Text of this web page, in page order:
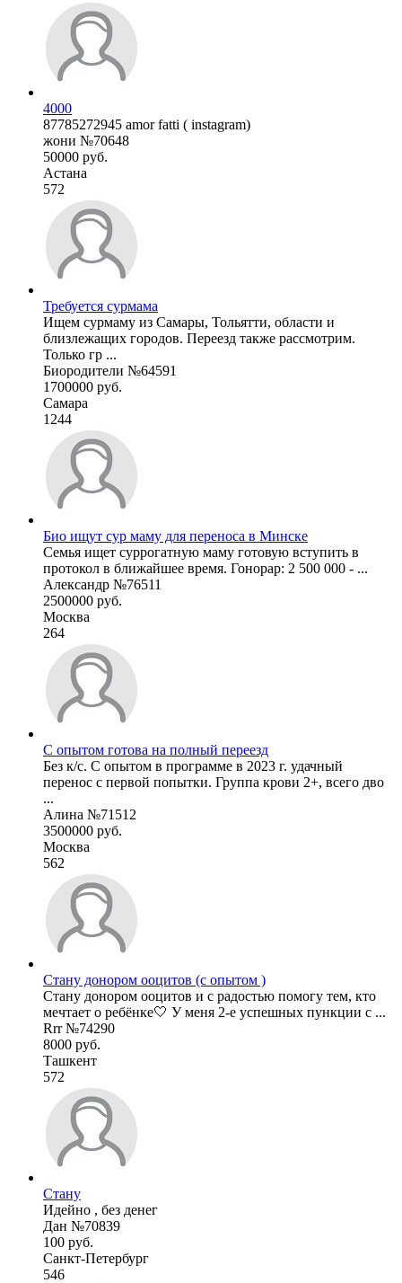
4000
87785272945 amor fatti ( instagram)
жони №70648
50000 руб.
Астана
572
Требуется сурмама
Ищем сурмаму из Самары, Тольятти, области и
близлежащих городов. Переезд также рассмотрим.
Только гр ...
Биородители №64591
1700000 руб.
Самара
1244
Био ищут сур маму для переноса в Минске
Семья ищет суррогатную маму готовую вступить в
протокол в ближайшее время. Гонорар: 2 500 000 - ...
Александр №76511
2500000 руб.
Москва
264
С опытом готова на полный переезд
Без к/с. С опытом в программе в 2023 г. удачный
перенос с первой попытки. Группа крови 2+, всего дво
...
Алина №71512
3500000 руб.
Москва
562
Стану донором ооцитов (с опытом )
Стану донором ооцитов и с радостью помогу тем, кто
мечтает о ребёнке🤍 У меня 2-e успешных пункции с ...
Rrr №74290
8000 руб.
Ташкент
572
Стану
Идейно , без денег
Дан №70839
100 руб.
Санкт-Петербург
546